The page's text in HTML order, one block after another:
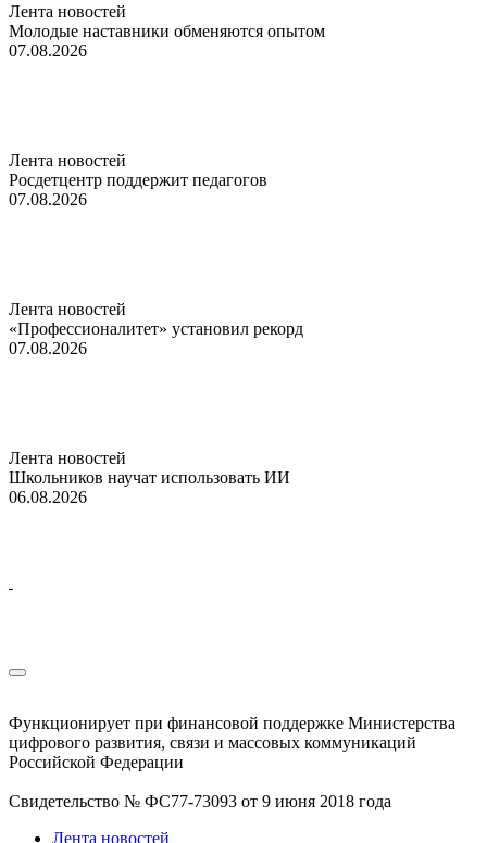
Лента новостей
Молодые наставники обменяются опытом
07.08.2026
Лента новостей
Росдетцентр поддержит педагогов
07.08.2026
Лента новостей
«Профессионалитет» установил рекорд
07.08.2026
Лента новостей
Школьников научат использовать ИИ
06.08.2026
Функционирует при финансовой поддержке Министерства
цифрового развития, связи и массовых коммуникаций
Российской Федерации
Свидетельство № ФС77-73093 от 9 июня 2018 года
Лента новостей